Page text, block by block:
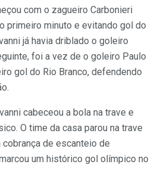
com o zagueiro Carbonieri
primeiro minuto e evitando gol do
já havia driblado o goleiro
foi a vez de o goleiro Paulo
gol do Rio Branco, defendendo
cabeceou a bola na trave e
O time da casa parou na trave
de escanteio de
um histórico gol olímpico no